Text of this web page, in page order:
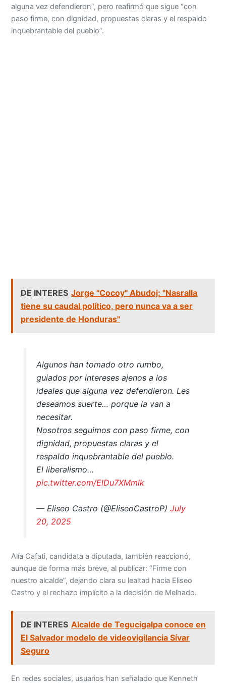
alguna vez defendieron”, pero reafirmó que sigue “con
paso firme, con dignidad, propuestas claras y el respaldo
inquebrantable del pueblo”.
DE INTERES Jorge "Cocoy" Abudoj: "Nasralla
tiene su caudal político, pero nunca va a ser
presidente de Honduras"
Algunos han tomado otro rumbo,
guiados por intereses ajenos a los
ideales que alguna vez defendieron. Les
deseamos suerte… porque la van a
necesitar.
Nosotros seguimos con paso firme, con
dignidad, propuestas claras y el
respaldo inquebrantable del pueblo.
El liberalismo…
pic.twitter.com/ElDu7XMmlk
— Eliseo Castro (@EliseoCastroP) July
20, 2025
Alía Cafati, candidata a diputada, también reaccionó,
aunque de forma más breve, al publicar: “Firme con
nuestro alcalde”, dejando clara su lealtad hacia Eliseo
Castro y el rechazo implícito a la decisión de Melhado.
DE INTERES Alcalde de Tegucigalpa conoce en
El Salvador modelo de videovigilancia Sívar
Seguro
En redes sociales, usuarios han señalado que Kenneth